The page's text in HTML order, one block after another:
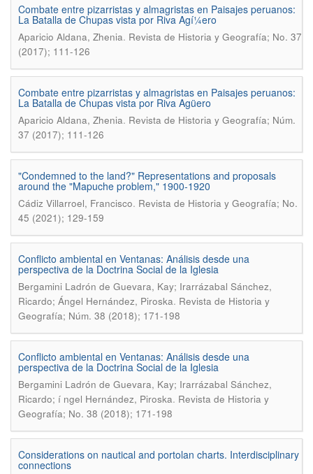
Combate entre pizarristas y almagristas en Paisajes peruanos:
La Batalla de Chupas vista por Riva Agí¼ero
Aparicio Aldana, Zhenia. Revista de Historia y Geografí­a; No. 37
(2017); 111-126
Combate entre pizarristas y almagristas en Paisajes peruanos:
La Batalla de Chupas vista por Riva Agüero
Aparicio Aldana, Zhenia. Revista de Historia y Geografía; Núm.
37 (2017); 111-126
"Condemned to the land?" Representations and proposals
around the "Mapuche problem," 1900-1920
Cádiz Villarroel, Francisco. Revista de Historia y Geografí­a; No.
45 (2021); 129-159
Conflicto ambiental en Ventanas: Análisis desde una
perspectiva de la Doctrina Social de la Iglesia
Bergamini Ladrón de Guevara, Kay; Irarrázabal Sánchez,
Ricardo; Ángel Hernández, Piroska. Revista de Historia y
Geografía; Núm. 38 (2018); 171-198
Conflicto ambiental en Ventanas: Análisis desde una
perspectiva de la Doctrina Social de la Iglesia
Bergamini Ladrón de Guevara, Kay; Irarrázabal Sánchez,
Ricardo; í ngel Hernández, Piroska. Revista de Historia y
Geografí­a; No. 38 (2018); 171-198
Considerations on nautical and portolan charts. Interdisciplinary
connections